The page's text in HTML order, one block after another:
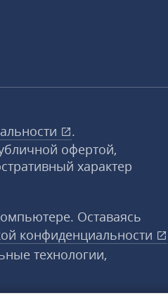
.
офертой,
характер
Оставаясь
конфиденциальности
технологии,